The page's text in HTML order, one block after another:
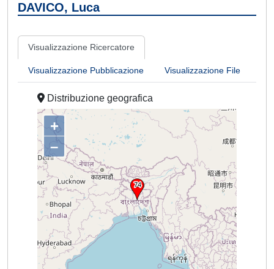
DAVICO, Luca
Visualizzazione Ricercatore
Visualizzazione Pubblicazione Visualizzazione File
Distribuzione geografica
+
–